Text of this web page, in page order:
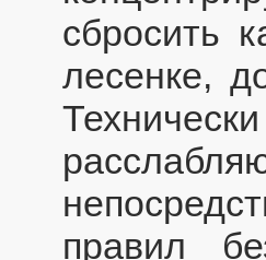
сбросить
лесенке,
правил